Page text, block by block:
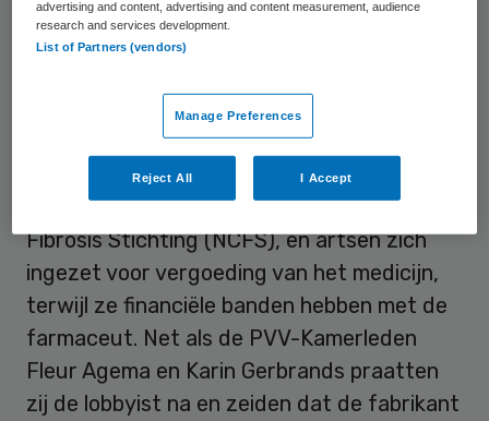
Orkambi, dat 170.000 euro per patiënt per
jaar kost.
Cowboy onder de farmaceuten
Volgens de krant hebben ook de
patiëntenorganisatie, Nederlandse Cystic
Fibrosis Stichting (NCFS), en artsen zich
ingezet voor vergoeding van het medicijn,
terwijl ze financiële banden hebben met de
farmaceut. Net als de PVV-Kamerleden
Fleur Agema en Karin Gerbrands praatten
zij de lobbyist na en zeiden dat de fabrikant
advertising and content, advertising and content measurement, audience
research and services development.
List of Partners (vendors)
Manage Preferences
Reject All I Accept